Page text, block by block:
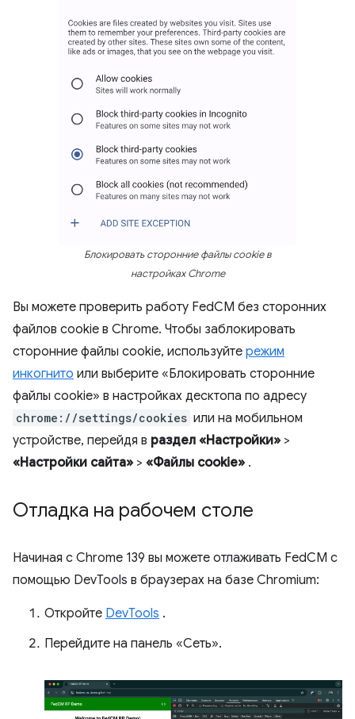
Блокировать сторонние файлы cookie в
настройках Chrome
Вы можете проверить работу FedCM без сторонних
файлов cookie в Chrome. Чтобы заблокировать
сторонние файлы cookie, используйте режим
инкогнито или выберите «Блокировать сторонние
файлы cookie» в настройках десктопа по адресу
chrome://settings/cookies или на мобильном
устройстве, перейдя в раздел «Настройки» >
«Настройки сайта» > «Файлы cookie» .
Отладка на рабочем столе
Начиная с Chrome 139 вы можете отлаживать FedCM с
помощью DevTools в браузерах на базе Chromium:
Откройте DevTools .
Перейдите на панель «Сеть».